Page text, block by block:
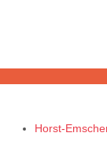
Horst-